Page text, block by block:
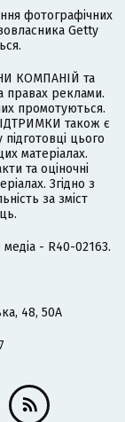
фотографічних
Getty
КОМПАНІЙ та
правах реклами.
промотуються.
також є
цього
матеріалах.
та оціночні
Згідно з
за зміст
- R40-02163.
48, 50А